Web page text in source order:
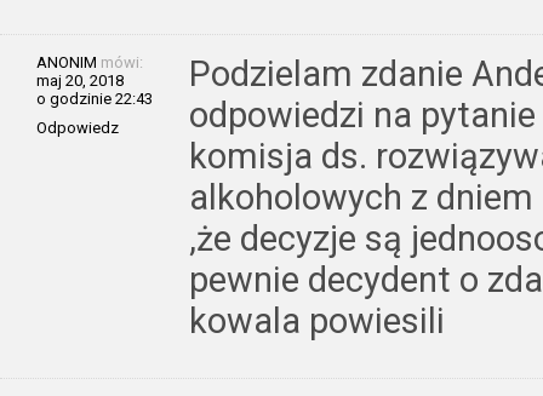
ANONIM mówi:
maj 20, 2018
o godzinie 22:43
Odpowiedz
Podzielam zdanie
odpowiedzi na
komisja ds.
alkoholowych z
,że decyzje są
pewnie decydent o
kowala powiesili